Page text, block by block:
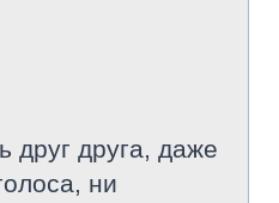
друг друга, даже
ни